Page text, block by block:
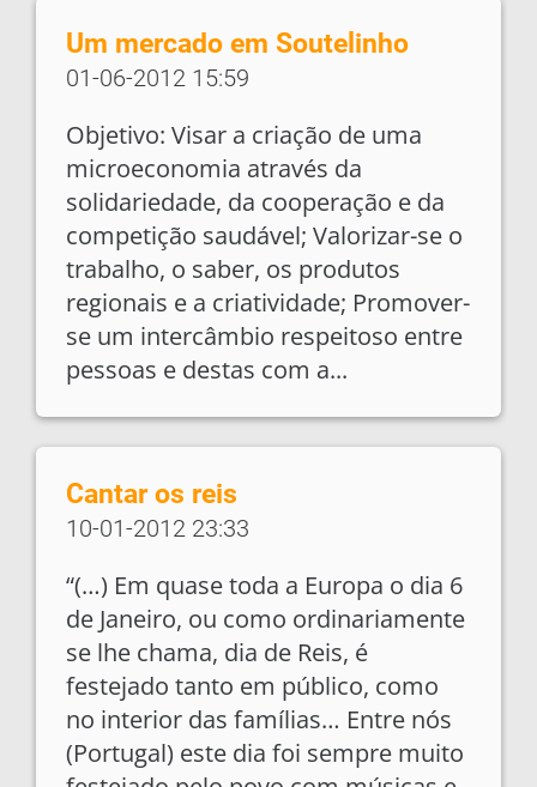
Um mercado em Soutelinho
01-06-2012 15:59
Objetivo: Visar a criação de uma
microeconomia através da
solidariedade, da cooperação e da
competição saudável; Valorizar-se o
trabalho, o saber, os produtos
regionais e a criatividade; Promover-
se um intercâmbio respeitoso entre
pessoas e destas com a...
Cantar os reis
10-01-2012 23:33
“(…) Em quase toda a Europa o dia 6
de Janeiro, ou como ordinariamente
se lhe chama, dia de Reis, é
festejado tanto em público, como
no interior das famílias… Entre nós
(Portugal) este dia foi sempre muito